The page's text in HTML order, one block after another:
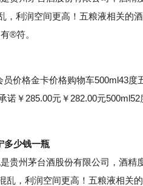
，利润空间更高！五粮液相关的
®符。
格金卡价格购物车500ml43度
诺￥285.00元￥282.00元
多少钱一瓶
州茅台酒股份有限公司，酒精
乱，利润空间更高！五粮液相关